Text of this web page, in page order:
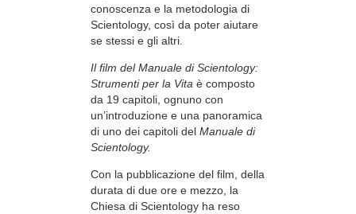
conoscenza e la metodologia di
Scientology, così da poter aiutare
se stessi e gli altri.
Il film del Manuale di Scientology:
Strumenti per la Vita è composto
da 19 capitoli, ognuno con
un’introduzione e una panoramica
di uno dei capitoli del Manuale di
Scientology.
Con la pubblicazione del film, della
durata di due ore e mezzo, la
Chiesa di Scientology ha reso